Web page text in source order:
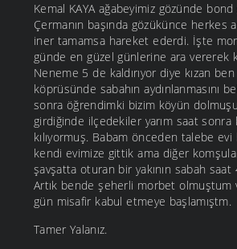
Kemal KAYA ağabeyimiz gözünde
Çermanın başında gözükünce herkes
iner tamamsa hareket ederdi. İşte
günde en güzel günlerine ara vererek
Neneme 5 de kaldırıyor diye kızan
köprüsünde sabahın aydınlanmasını
sonra öğrendimki bizim köyün
girdiğinde ilçedekiler yarım saat sonra
kılıyormuş. Babam önceden talebe evi
kendi evimize gittik ama diğer
şavşatta oturan bir yakının sabah saat
Artık bende şeherli morbet olmuştum
gün misafir kabul etmeye başlamıştm.
Tamer Yalanız.